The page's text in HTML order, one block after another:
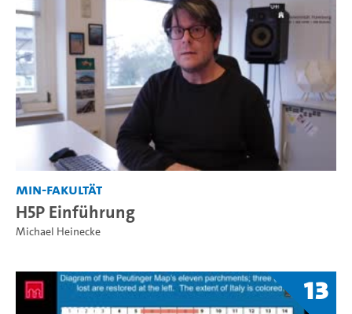
MIN-Fakultät
H5P Einführung
Michael Heinecke
13